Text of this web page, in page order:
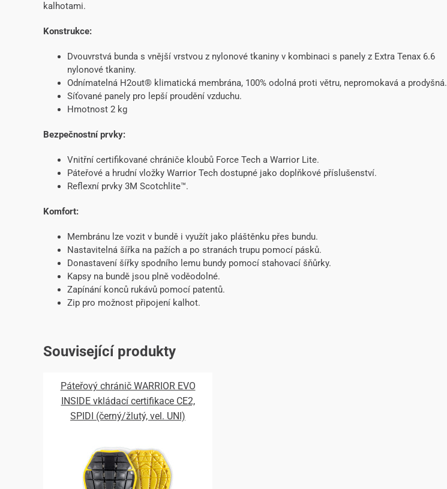
kalhotami.
Konstrukce:
Dvouvrstvá bunda s vnější vrstvou z nylonové tkaniny v kombinaci s panely z Extra Tenax 6.6
nylonové tkaniny.
Odnímatelná H2out® klimatická membrána, 100% odolná proti větru, nepromokavá a prodyšná.
Síťované panely pro lepší proudění vzduchu.
Hmotnost 2 kg
Bezpečnostní prvky:
Vnitřní certifikované chrániče kloubů Force Tech a Warrior Lite.
Páteřové a hrudní vložky Warrior Tech dostupné jako doplňkové příslušenství.
Reflexní prvky 3M Scotchlite™.
Komfort:
Membránu lze vozit v bundě i využít jako pláštěnku přes bundu.
Nastavitelná šířka na pažích a po stranách trupu pomocí pásků.
Donastavení šířky spodního lemu bundy pomocí stahovací šňůrky.
Kapsy na bundě jsou plně voděodolné.
Zapínání konců rukávů pomocí patentů.
Zip pro možnost připojení kalhot.
Související produkty
Páteřový chránič WARRIOR EVO
INSIDE vkládací certifikace CE2,
SPIDI (černý/žlutý, vel. UNI)